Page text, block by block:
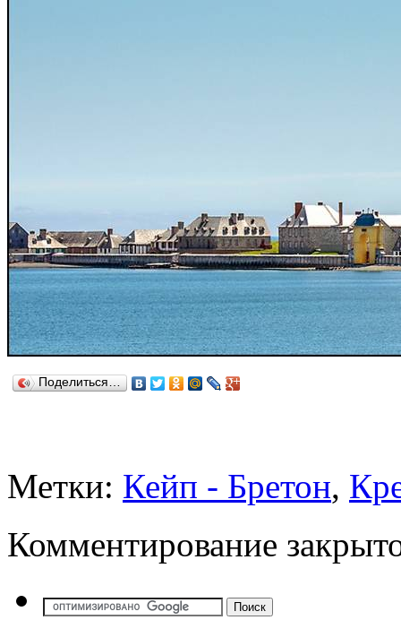
Поделиться…
Метки: Кейп - Бретон,
Комментирование